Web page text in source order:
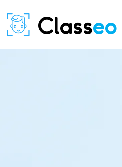
Classeo